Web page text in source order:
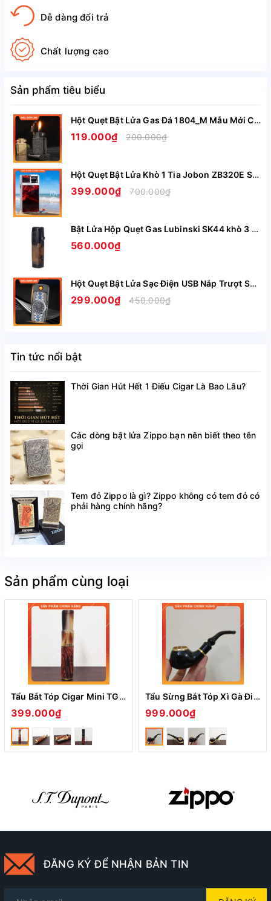
Dễ dàng đổi trả
Chất lượng cao
Sản phẩm tiêu biểu
Hột Quẹt Bật Lửa Gas Đá 1804_M Mẫu Mới Có Buồng Chắn Gió
119.000₫ 200.000₫
Hột Quẹt Bật Lửa Khò 1 Tia Jobon ZB320E Siêu Mỏng Khảm Trai Hai Mặt Nhiều Màu
399.000₫ 700.000₫
Bật Lửa Hộp Quẹt Gas Lubinski SK44 khò 3 tia nhìn rõ lượng gas, kèm theo đục Cigar cao cấp
560.000₫
Hột Quẹt Bật Lửa Sạc Điện USB Nắp Trượt SZ387 Kiêm Đồng Hồ Cầm Tay Nhỏ Gọn Tiện Lợi -Giao Màu Ngẫu Nhiên
299.000₫ 450.000₫
Tin tức nổi bật
Thời Gian Hút Hết 1 Điếu Cigar Là Bao Lâu?
Các dòng bật lửa Zippo bạn nên biết theo tên
gọi
Tem đỏ Zippo là gì? Zippo không có tem đỏ có
phải hàng chính hãng?
Sản phẩm cùng loại
Tẩu Bắt Tóp Cigar Mini TG011 Hàng Thủ Công Bằng Gỗ Chất Lượng Cao
399.000₫
Tẩu Sừng Bắt Tóp Xì Gà Điếu Cuối TS11 Ring Size 42-57 -Món Quà Ý Nghĩa
999.000₫
ĐĂNG KÝ ĐỂ NHẬN BẢN TIN